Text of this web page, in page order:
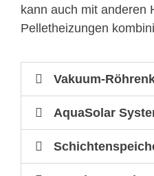
kann auch mit anderen
Pelletheizungen
Vakuum-
AquaSolar